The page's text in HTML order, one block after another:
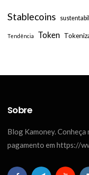
Stablecoins
Tendência Token
Sobre
Blog Kamoney.
pagamento em https://